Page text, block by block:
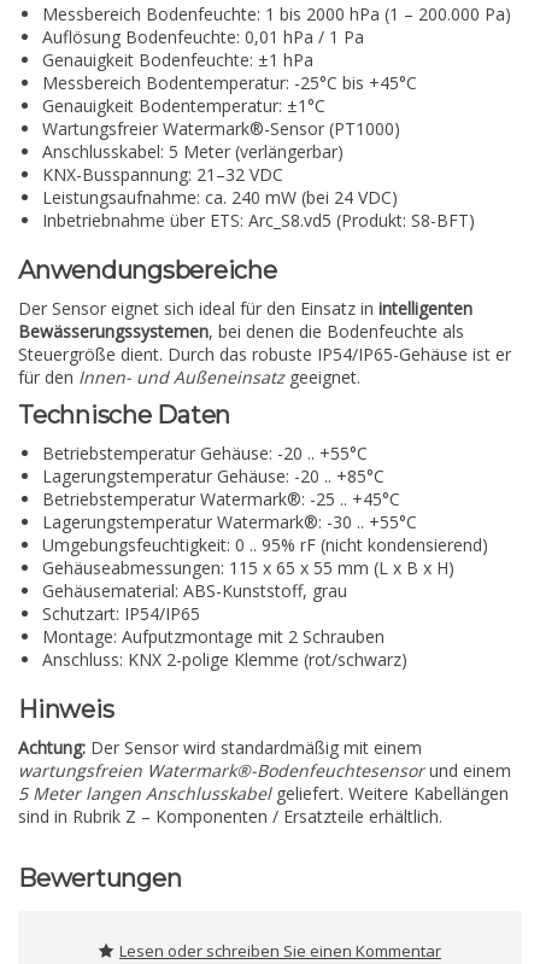
Messbereich Bodenfeuchte: 1 bis 2000 hPa (1 – 200.000 Pa)
Auflösung Bodenfeuchte: 0,01 hPa / 1 Pa
Genauigkeit Bodenfeuchte: ±1 hPa
Messbereich Bodentemperatur: -25°C bis +45°C
Genauigkeit Bodentemperatur: ±1°C
Wartungsfreier Watermark®-Sensor (PT1000)
Anschlusskabel: 5 Meter (verlängerbar)
KNX-Busspannung: 21–32 VDC
Leistungsaufnahme: ca. 240 mW (bei 24 VDC)
Inbetriebnahme über ETS: Arc_S8.vd5 (Produkt: S8-BFT)
Anwendungsbereiche
Der Sensor eignet sich ideal für den Einsatz in intelligenten
Bewässerungssystemen, bei denen die Bodenfeuchte als
Steuergröße dient. Durch das robuste IP54/IP65-Gehäuse ist er
für den Innen- und Außeneinsatzgeeignet.
Technische Daten
Betriebstemperatur Gehäuse: -20 .. +55°C
Lagerungstemperatur Gehäuse: -20 .. +85°C
Betriebstemperatur Watermark®: -25 .. +45°C
Lagerungstemperatur Watermark®: -30 .. +55°C
Umgebungsfeuchtigkeit: 0 .. 95% rF (nicht kondensierend)
Gehäuseabmessungen: 115 x 65 x 55 mm (L x B x H)
Gehäusematerial: ABS-Kunststoff, grau
Schutzart: IP54/IP65
Montage: Aufputzmontage mit 2 Schrauben
Anschluss: KNX 2-polige Klemme (rot/schwarz)
Hinweis
Achtung: Der Sensor wird standardmäßig mit einem
wartungsfreien Watermark®-Bodenfeuchtesensorund einem
5 Meter langen Anschlusskabelgeliefert. Weitere Kabellängen
sind in Rubrik Z – Komponenten / Ersatzteile erhältlich.
Bewertungen
Lesen oder schreiben Sie einen Kommentar